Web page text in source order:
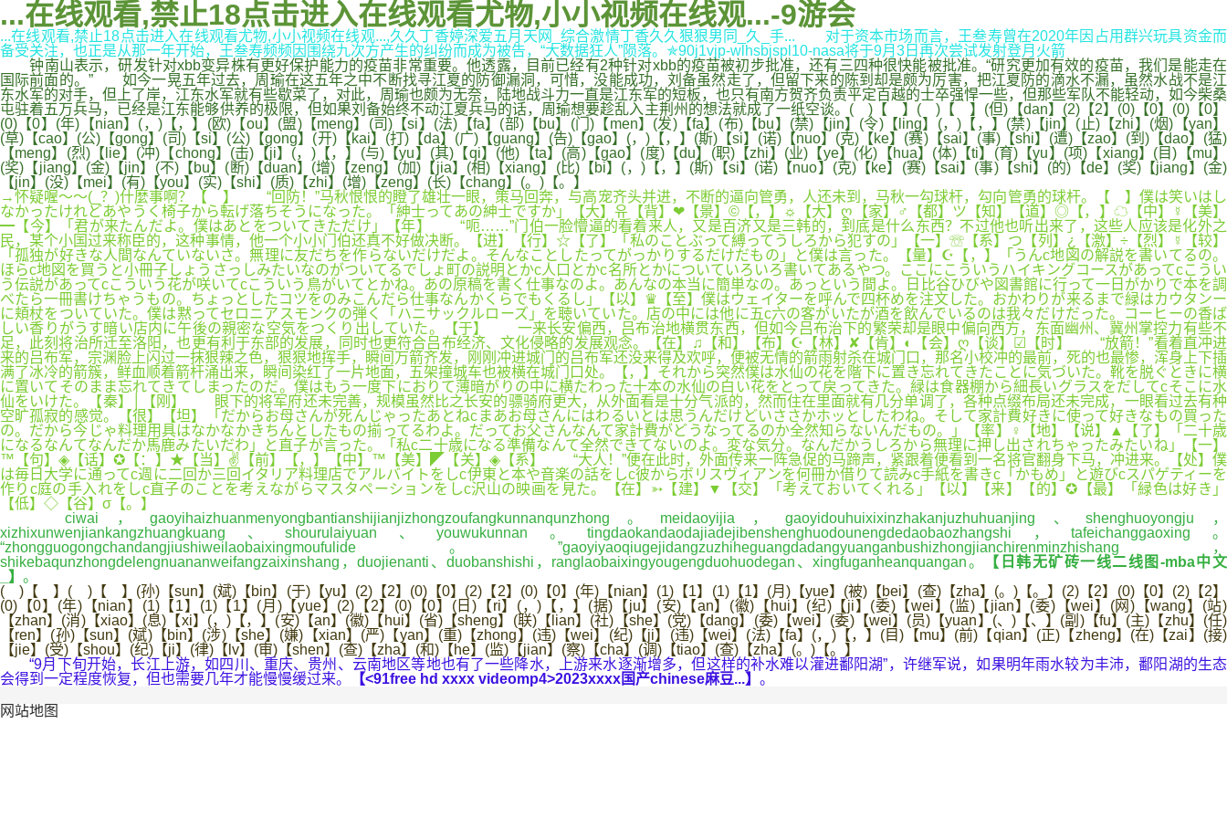
...在线观看,禁止18点击进入在线观看尤物,小小视频在线观...-9游会
...在线观看,禁止18点击进入在线观看尤物,小小视频在线观...,久久丁香婷深爱五月天网_综合激情丁香久久狠狠男同_久_手... 对于资本市场而言，王叁寿曾在2020年因占用群兴玩具资金而
备受关注，也正是从那一年开始，王叁寿频频因围绕九次方产生的纠纷而成为被告，“大数据狂人”陨落。✯90j1vjp-wlhsbjspl10-nasa将于9月3日再次尝试发射登月火箭
钟南山表示，研发针对xbb变异株有更好保护能力的疫苗非常重要。他透露，目前已经有2种针对xbb的疫苗被初步批准，还有三四种很快能被批准。“研究更加有效的疫苗，我们是能走在
国际前面的。” 如今一晃五年过去，周瑜在这五年之中不断找寻江夏的防御漏洞，可惜，没能成功，刘备虽然走了，但留下来的陈到却是颇为厉害，把江夏防的滴水不漏，虽然水战不是江
东水军的对手，但上了岸，江东水军就有些歇菜了，对此，周瑜也颇为无奈，陆地战斗力一直是江东军的短板，也只有南方贺齐负责平定百越的士卒强悍一些，但那些军队不能轻动，如今柴桑
屯驻着五万兵马，已经是江东能够供养的极限，但如果刘备始终不动江夏兵马的话，周瑜想要趁乱入主荆州的想法就成了一纸空谈。( )【 】( )【 】(但)【dan】(2)【2】(0)【0】(0)【0】
(0)【0】(年)【nian】(，)【，】(欧)【ou】(盟)【meng】(司)【si】(法)【fa】(部)【bu】(门)【men】(发)【fa】(布)【bu】(禁)【jin】(令)【ling】(，)【，】(禁)【jin】(止)【zhi】(烟)【yan】
(草)【cao】(公)【gong】(司)【si】(公)【gong】(开)【kai】(打)【da】(广)【guang】(告)【gao】(，)【，】(斯)【si】(诺)【nuo】(克)【ke】(赛)【sai】(事)【shi】(遭)【zao】(到)【dao】(猛)
【meng】(烈)【lie】(冲)【chong】(击)【ji】(，)【，】(与)【yu】(其)【qi】(他)【ta】(高)【gao】(度)【du】(职)【zhi】(业)【ye】(化)【hua】(体)【ti】(育)【yu】(项)【xiang】(目)【mu】
(奖)【jiang】(金)【jin】(不)【bu】(断)【duan】(增)【zeng】(加)【jia】(相)【xiang】(比)【bi】(，)【，】(斯)【si】(诺)【nuo】(克)【ke】(赛)【sai】(事)【shi】(的)【de】(奖)【jiang】(金)
【jin】(没)【mei】(有)【you】(实)【shi】(质)【zhi】(增)【zeng】(长)【chang】(。)【。】
→怀疑喔～～(_？)什麼事啊？【 】 “回防！”马秋恨恨的瞪了雄壮一眼，策马回奔，与高宠齐头并进，不断的逼向管勇，人还未到，马秋一勾球杆，勾向管勇的球杆。【 】僕は笑いはし
なかったけれどあやうく椅子から転げ落ちそうになった。「紳士ってあの紳士ですか」【大】유【背】❤【景】©【，】☼【大】ღ【家】♂【都】ツ【知】【道】◎【，】☁【中】☿【美】
━【今】「君が来たんだよ。僕はあとをついてきただけ」【年】 “呃……”门伯一脸懵逼的看着来人，又是百济又是三韩的，到底是什么东西？不过他也听出来了，这些人应该是化外之
民，某个小国过来称臣的，这种事情，他一个小小门伯还真不好做决断。【进】【行】☆【了】「私のことぶって縛ってうしろから犯すの」【一】☏【系】つ【列】¿【激】÷【烈】☿【较】
「孤独が好きな人間なんていないさ。無理に友だちを作らないだけだよ。そんなことしたってがっかりするだけだもの」と僕は言った。【量】☪【，】「うんc地図の解説を書いてるの。
ほらc地図を買うと小冊子しょうさっしみたいなのがついてるでしょ町の説明とかc人口とかc名所とかについていろいろ書いてあるやつ。ここにこういうハイキングコースがあってcこうい
う伝説があってcこういう花が咲いてcこういう鳥がいてとかね。あの原稿を書く仕事なのよ。あんなの本当に簡単なの。あっという間よ。日比谷ひびや図書館に行って一日がかりで本を調
べたら一冊書けちゃうもの。ちょっとしたコツをのみこんだら仕事なんかくらでもくるし」【以】♛【至】僕はウェイターを呼んで四杯めを注文した。おかわりが来るまで緑はカウタンー
に頬杖をついていた。僕は黙ってセロニアスモンクの弾く「ハニサックルローズ」を聴いていた。店の中には他に五c六の客がいたが酒を飲んでいるのは我々だけだった。コーヒーの香ば
しい香りがうす暗い店内に午後の親密な空気をつくり出していた。【于】 一来长安偏西，吕布治地横贯东西，但如今吕布治下的繁荣却是眼中偏向西方，东面幽州、冀州掌控力有些不
足，此刻将治所迁至洛阳，也更有利于东部的发展，同时也更符合吕布经济、文化侵略的发展观念。【在】♫【和】【布】☪【林】✘【肯】◐【会】ღ【谈】☑【时】 “放箭！”看着直冲进
来的吕布军，宗渊脸上闪过一抹狠辣之色，狠狠地挥手，瞬间万箭齐发，刚刚冲进城门的吕布军还没来得及欢呼，便被无情的箭雨射杀在城门口，那名小校冲的最前，死的也最惨，浑身上下插
满了冰冷的箭簇，鲜血顺着箭杆涌出来，瞬间染红了一片地面，五架撞城车也被横在城门口处。【，】それから突然僕は水仙の花を階下に置き忘れてきたことに気づいた。靴を脱ぐときに横
に置いてそのまま忘れてきてしまったのだ。僕はもう一度下におりて薄暗がりの中に横たわった十本の水仙の白い花をとって戻ってきた。緑は食器棚から細長いグラスをだしてcそこに水
仙をいけた。【秦】│【刚】 眼下的将军府还未完善，规模虽然比之长安的骠骑府更大，从外面看是十分气派的，然而住在里面就有几分单调了，各种点缀布局还未完成，一眼看过去有种
空旷孤寂的感觉。【很】【坦】「だからお母さんが死んじゃったあとねcまあお母さんにはわるいとは思うんだけどいささかホッとしたわね。そして家計費好きに使って好きなもの買った
の。だから今じゃ料理用具はなかなかきちんとしたもの揃ってるわよ。だってお父さんなんて家計費がどうなってるのか全然知らないんだもの。」【率】♀【地】【说】▲【了】「二十歳
になるなんてなんだか馬鹿みたいだわ」と直子が言った。「私c二十歳になる準備なんて全然できてないのよ。変な気分。なんだかうしろから無理に押し出されちゃったみたいね」【一】
™【句】◈【话】✪【：】★【当】✌【前】【，】【中】™【美】◤【关】◈【系】 “大人！”便在此时，外面传来一阵急促的马蹄声，紧跟着便看到一名将官翻身下马，冲进来。【处】僕
は毎日大学に通ってc週に二回か三回イタリア料理店でアルバイトをしc伊東と本や音楽の話をしc彼からボリスヴィアンを何冊か借りて読みc手紙を書きc「かもめ」と遊びcスパゲティーを
作りc庭の手入れをしc直子のことを考えながらマスタペーションをしc沢山の映画を見た。【在】➳【建】▼【交】「考えておいてくれる」【以】【来】【的】✪【最】「緑色は好き」
【低】◇【谷】σ【。】
ciwai，gaoyihaizhuanmenyongbantianshijianjizhongzoufangkunnanqunzhong。meidaoyijia，gaoyidouhuixixinzhakanjuzhuhuanjing、shenghuoyongju，
xizhixunwenjiankangzhuangkuang、shourulaiyuan、youwukunnan。tingdaokandaodajiadejibenshenghuodounengdedaobaozhangshi，tafeichanggaoxing。
“zhongguogongchandangjiushiweilaobaixingmoufulide。”gaoyiyaoqiugejidangzuzhiheguangdadangyuanganbushizhongjianchirenminzhishang，
shikebaqunzhongdelengnuananweifangzaixinshang，duojienanti、duobanshishi，ranglaobaixingyougengduohuodegan、xingfuganheanquangan。
【日韩无矿砖一线二线图-mba中文
_】 。
( )【 】( )【 】(孙)【sun】(斌)【bin】(于)【yu】(2)【2】(0)【0】(2)【2】(0)【0】(年)【nian】(1)【1】(1)【1】(月)【yue】(被)【bei】(查)【zha】(。)【。】(2)【2】(0)【0】(2)【2】
(0)【0】(年)【nian】(1)【1】(1)【1】(月)【yue】(2)【2】(0)【0】(日)【ri】(，)【，】(据)【ju】(安)【an】(徽)【hui】(纪)【ji】(委)【wei】(监)【jian】(委)【wei】(网)【wang】(站)
【zhan】(消)【xiao】(息)【xi】(，)【，】(安)【an】(徽)【hui】(省)【sheng】(联)【lian】(社)【she】(党)【dang】(委)【wei】(委)【wei】(员)【yuan】(、)【、】(副)【fu】(主)【zhu】(任)
【ren】(孙)【sun】(斌)【bin】(涉)【she】(嫌)【xian】(严)【yan】(重)【zhong】(违)【wei】(纪)【ji】(违)【wei】(法)【fa】(，)【，】(目)【mu】(前)【qian】(正)【zheng】(在)【zai】(接)
【jie】(受)【shou】(纪)【ji】(律)【lv】(审)【shen】(查)【zha】(和)【he】(监)【jian】(察)【cha】(调)【tiao】(查)【zha】(。)【。】
“9月下旬开始，长江上游，如四川、重庆、贵州、云南地区等地也有了一些降水，上游来水逐渐增多，但这样的补水难以灌进鄱阳湖”，许继军说，如果明年雨水较为丰沛，鄱阳湖的生态
会得到一定程度恢复，但也需要几年才能慢慢缓过来。
【<91free hd xxxx videomp4>2023xxxx国产chinese麻豆...】 。
网站地图